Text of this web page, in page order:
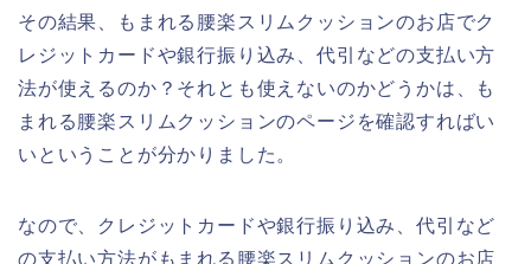
その結果、もまれる腰楽スリムクッションのお店でク
レジットカードや銀行振り込み、代引などの支払い方
法が使えるのか？それとも使えないのかどうかは、も
まれる腰楽スリムクッションのページを確認すればい
いということが分かりました。
なので、クレジットカードや銀行振り込み、代引など
の支払い方法がもまれる腰楽スリムクッションのお店